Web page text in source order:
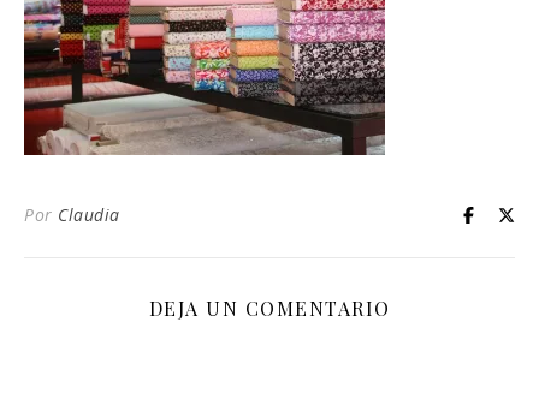
Por Claudia
DEJA UN COMENTARIO